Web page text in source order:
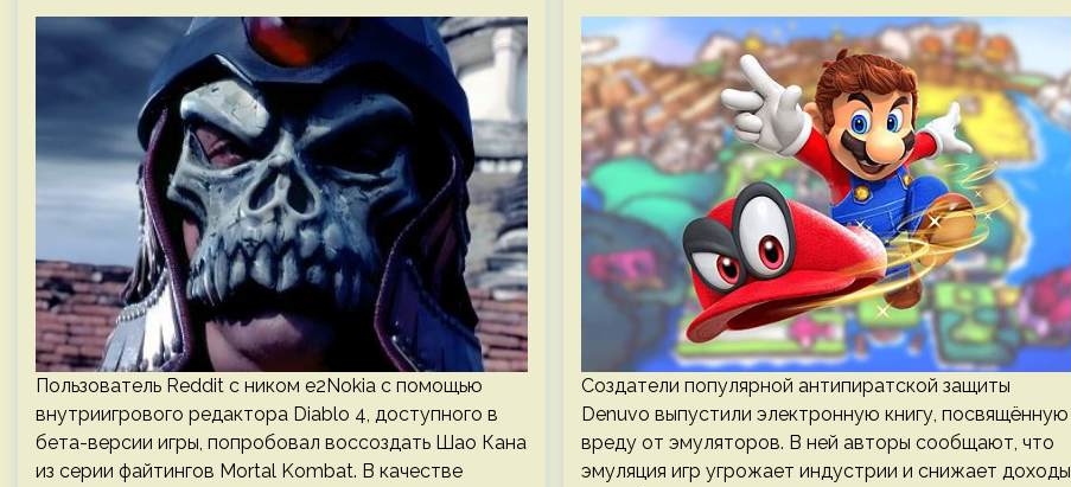
Пользователь Reddit с ником e2Nokia с помощью
внутриигрового редактора Diablo 4, доступного в
бета-версии игры, попробовал воссоздать Шао Кана
из серии файтингов Mortal Kombat. В качестве
Создатели популярной антипиратской защиты
Denuvo выпустили электронную книгу, посвящённую
вреду от эмуляторов. В ней авторы сообщают, что
эмуляция игр угрожает индустрии и снижает доходы